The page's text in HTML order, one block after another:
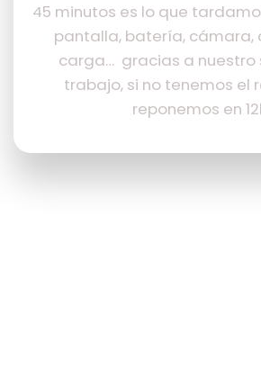
45 minutos es lo que
pantalla, batería, cámara,
carga… gracias a nuestro
trabajo, si no tenemos el
reponemos en